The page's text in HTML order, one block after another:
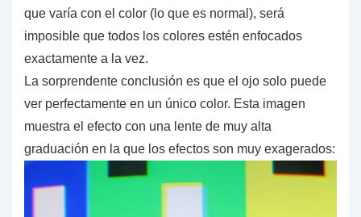
que varía con el color (lo que es normal), será
imposible que todos los colores estén enfocados
exactamente a la vez.
La sorprendente conclusión es que el ojo solo puede
ver perfectamente en un único color. Esta imagen
muestra el efecto con una lente de muy alta
graduación en la que los efectos son muy exagerados: